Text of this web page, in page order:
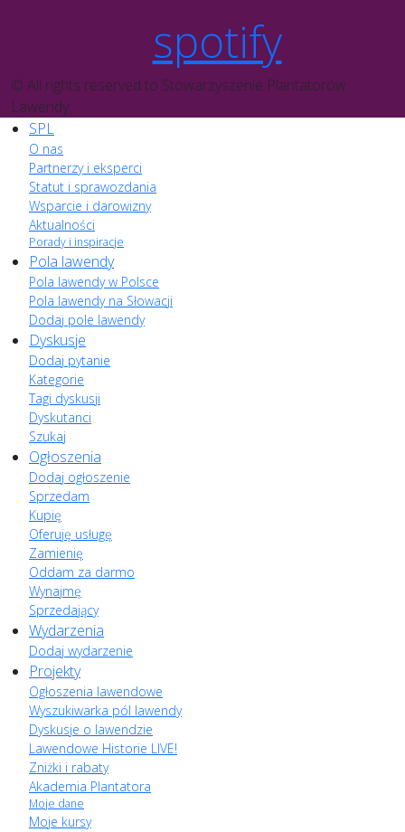
spotify
© All rights reserved to Stowarzyszenie Plantatorów
Lawendy
SPL
O nas
Partnerzy i eksperci
Statut i sprawozdania
Wsparcie i darowizny
Aktualności
Porady i inspiracje
Pola lawendy
Pola lawendy w Polsce
Pola lawendy na Słowacji
Dodaj pole lawendy
Dyskusje
Dodaj pytanie
Kategorie
Tagi dyskusji
Dyskutanci
Szukaj
Ogłoszenia
Dodaj ogłoszenie
Sprzedam
Kupię
Oferuję usługę
Zamienię
Oddam za darmo
Wynajmę
Sprzedający
Wydarzenia
Dodaj wydarzenie
Projekty
Ogłoszenia lawendowe
Wyszukiwarka pól lawendy
Dyskusje o lawendzie
Lawendowe Historie LIVE!
Zniżki i rabaty
Akademia Plantatora
Moje dane
Moje kursy